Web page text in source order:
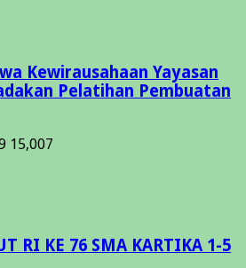
Kewirausahaan Yayasan
Pelatihan Pembuatan
15,007
RI KE 76 SMA KARTIKA 1-5